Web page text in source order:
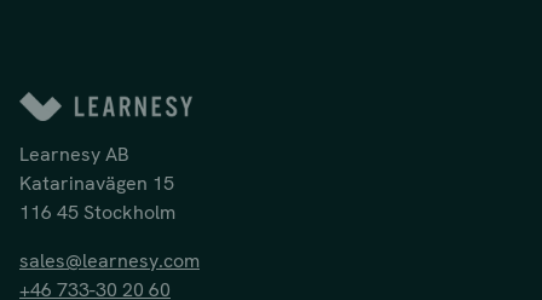
Learnesy AB
Katarinavägen 15
116 45 Stockholm
sales@learnesy.com
+46 733-30 20 60